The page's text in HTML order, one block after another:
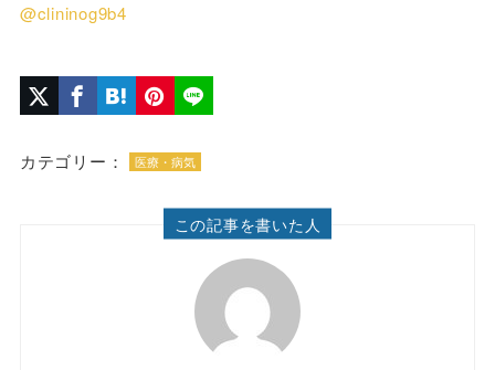
@clininog9b4
カテゴリー： 医療・病気
この記事を書いた人